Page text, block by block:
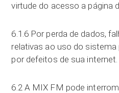
virtude do acesso a página
6.1.6 Por perda de dados,
relativas ao uso do sistema
por defeitos de sua internet.
6.2 A MIX FM pode